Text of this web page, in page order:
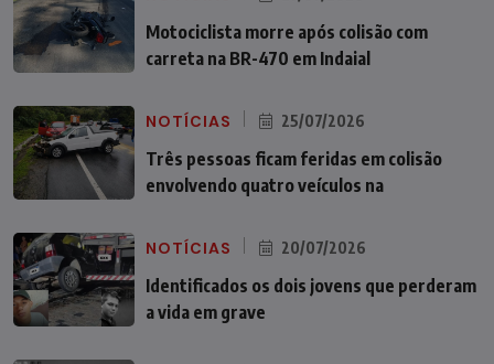
Motociclista morre após colisão com
carreta na BR-470 em Indaial
NOTÍCIAS 25/07/2026
Três pessoas ficam feridas em colisão
envolvendo quatro veículos na
NOTÍCIAS 20/07/2026
Identificados os dois jovens que perderam
a vida em grave